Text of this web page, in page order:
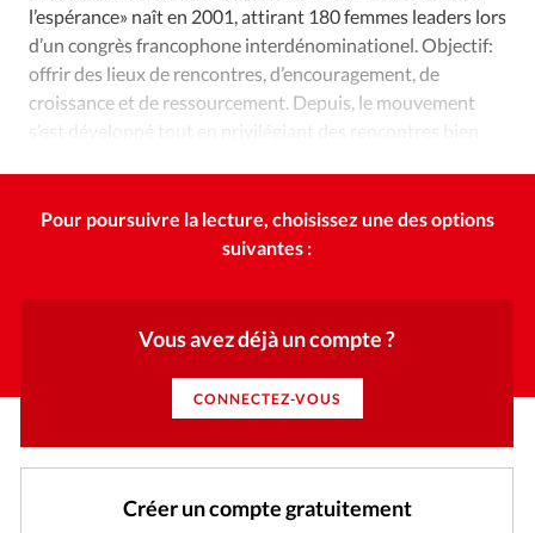
Société
Tour du monde des Eglises
Trait d'Ixène
Vécu
Vie Intérieure
l’espérance» naît en 2001, attirant 180 femmes leaders lors
d’un congrès francophone interdénominationel. Objectif:
offrir des lieux de rencontres, d’encouragement, de
croissance et de ressourcement. Depuis, le mouvement
s’est développé tout en privilégiant des rencontres bien
Pour poursuivre la lecture, choisissez une des options
suivantes :
Vous avez déjà un compte ?
CONNECTEZ-VOUS
Créer un compte gratuitement